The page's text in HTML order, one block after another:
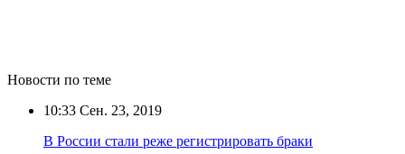
Новости по теме
10:33 Сен. 23, 2019
В России стали реже регистрировать браки